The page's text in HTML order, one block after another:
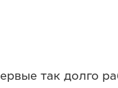
так долго